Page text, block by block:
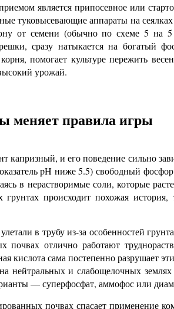
является припосевное или
туковысевающие аппараты на
от семени (обычно по схеме 5 на 5
сразу натыкается на богатый
помогает культуре пережить
урожай.
меняет правила игры
капризный, и его поведение сильно
pH ниже 5.5) свободный
в нерастворимые соли, которые
происходит похожая история,
в трубу из-за особенностей
почвах отлично работают
кислота сама постепенно разрушает
нейтральных и слабощелочных
— суперфосфат, аммофос или
почвах спасает применение